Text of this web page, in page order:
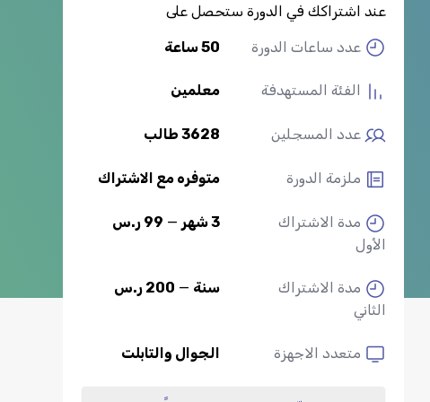
عند اشتراكك في الدورة ستحصل على
عدد ساعات الدورة 50 ساعة
الفئة المستهدفة معلمين
عدد المسجلين 3628 طالب
ملزمة الدورة متوفره مع الاشتراك
مدة الاشتراك
الأول
3 شهر — 99 ر.س
مدة الاشتراك
الثاني
سنة — 200 ر.س
متعدد الاجهزة الجوال والتابلت